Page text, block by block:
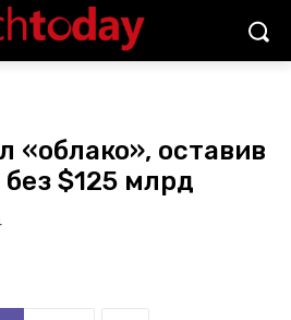
«облако», оставив
$125 млрд